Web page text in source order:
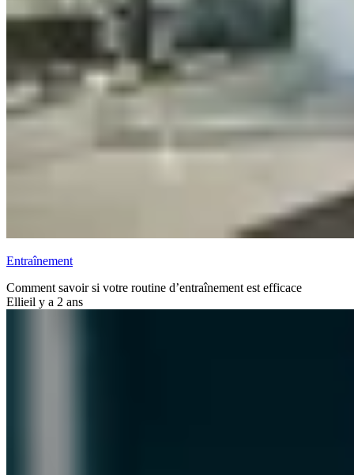
Entraînement
Comment savoir si votre routine d’entraînement est efficace
Ellieil y a 2 ans